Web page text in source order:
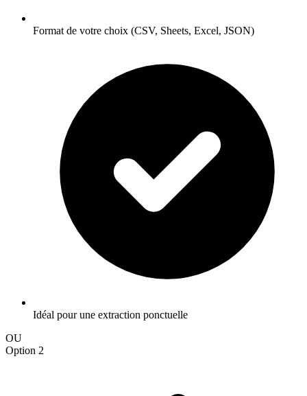
Format de votre choix (CSV, Sheets, Excel, JSON)
Idéal pour une extraction ponctuelle
OU
Option 2